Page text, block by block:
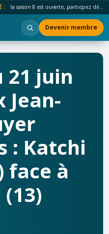
: la saison 8 est ouverte, participez dès maintenant !
Devenir membre
21 juin
Jean-
: Katchi
face à